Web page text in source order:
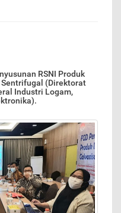
RSNI Produk
(Direktorat
Industri Logam,